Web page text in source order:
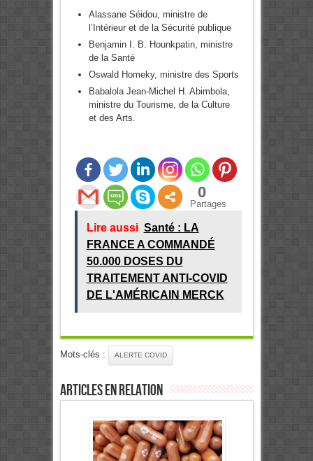
Alassane Séidou, ministre de
l’Intérieur et de la Sécurité publique
Benjamin I. B. Hounkpatin, ministre
de la Santé
Oswald Homeky, ministre des Sports
Babalola Jean-Michel H. Abimbola,
ministre du Tourisme, de la Culture
et des Arts.
0
Partages
Lire aussi Santé : LA
FRANCE A COMMANDÉ
50.000 DOSES DU
TRAITEMENT ANTI-COVID
DE L'AMÉRICAIN MERCK
Mots-clés : ALERTE COVID
Articles en relation